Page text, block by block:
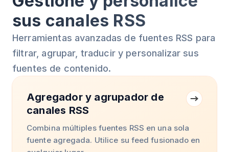
sus canales RSS
Herramientas avanzadas de fuentes RSS para
filtrar, agrupar, traducir y personalizar sus
fuentes de contenido.
Agregador y agrupador de
canales RSS
Combina múltiples fuentes RSS en una sola
fuente agregada. Utilice su feed fusionado en